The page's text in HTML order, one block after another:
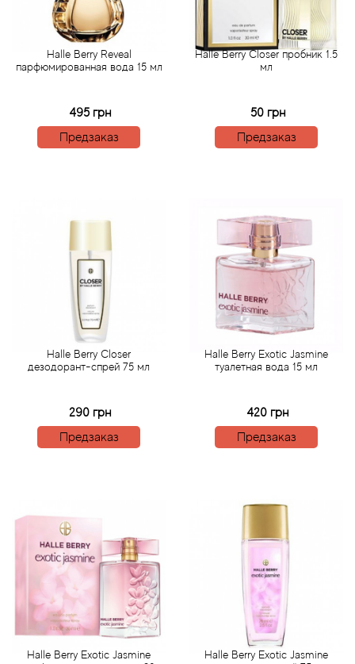
Halle Berry Reveal
парфюмированная вода 15 мл
495 грн
Предзаказ
Halle Berry Closer пробник 1.5
мл
50 грн
Предзаказ
Halle Berry Closer
дезодорант-спрей 75 мл
290 грн
Предзаказ
Halle Berry Exotic Jasmine
туалетная вода 15 мл
420 грн
Предзаказ
Halle Berry Exotic Jasmine
Halle Berry Exotic Jasmine
Acqua di Parma
Acqua di Sardegna
Agatha Ruiz de la Prada
Agent Provocateur
Aigner
Ajmal
Al Haramain
Al Jazeera
Alaia Paris